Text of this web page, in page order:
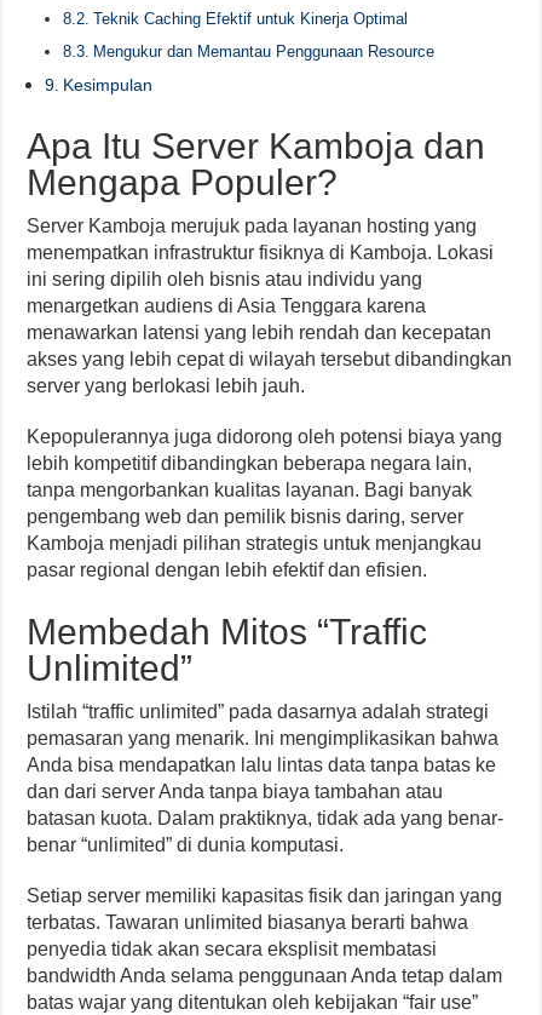
Teknik Caching Efektif untuk Kinerja Optimal
Mengukur dan Memantau Penggunaan Resource
Kesimpulan
Apa Itu Server Kamboja dan
Mengapa Populer?
Server Kamboja merujuk pada layanan hosting yang
menempatkan infrastruktur fisiknya di Kamboja. Lokasi
ini sering dipilih oleh bisnis atau individu yang
menargetkan audiens di Asia Tenggara karena
menawarkan latensi yang lebih rendah dan kecepatan
akses yang lebih cepat di wilayah tersebut dibandingkan
server yang berlokasi lebih jauh.
Kepopulerannya juga didorong oleh potensi biaya yang
lebih kompetitif dibandingkan beberapa negara lain,
tanpa mengorbankan kualitas layanan. Bagi banyak
pengembang web dan pemilik bisnis daring, server
Kamboja menjadi pilihan strategis untuk menjangkau
pasar regional dengan lebih efektif dan efisien.
Membedah Mitos “Traffic
Unlimited”
Istilah “traffic unlimited” pada dasarnya adalah strategi
pemasaran yang menarik. Ini mengimplikasikan bahwa
Anda bisa mendapatkan lalu lintas data tanpa batas ke
dan dari server Anda tanpa biaya tambahan atau
batasan kuota. Dalam praktiknya, tidak ada yang benar-
benar “unlimited” di dunia komputasi.
Setiap server memiliki kapasitas fisik dan jaringan yang
terbatas. Tawaran unlimited biasanya berarti bahwa
penyedia tidak akan secara eksplisit membatasi
bandwidth Anda selama penggunaan Anda tetap dalam
batas wajar yang ditentukan oleh kebijakan “fair use”